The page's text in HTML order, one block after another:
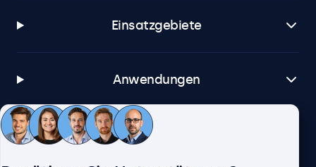
Einsatzgebiete
Anwendungen
Kundenservice